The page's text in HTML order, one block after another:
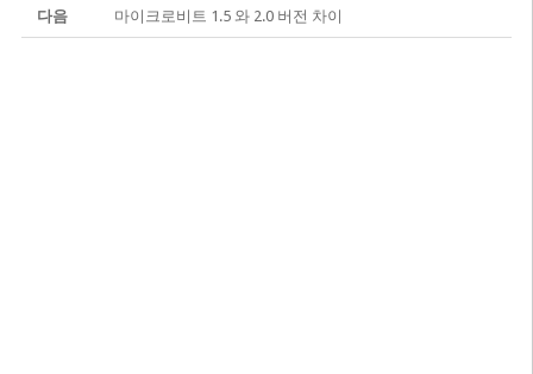
다음 마이크로비트 1.5 와 2.0 버전 차이